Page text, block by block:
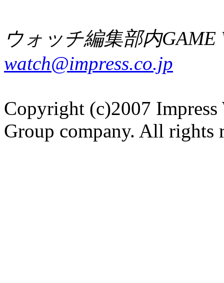
ウォッチ編集部内GAME
watch@impress.co.jp
Copyright (c)2007 Impress
Group company. All rights